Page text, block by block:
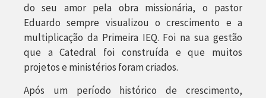
do seu amor pela obra missionária, o pastor
Eduardo sempre visualizou o crescimento e a
multiplicação da Primeira IEQ. Foi na sua gestão
que a Catedral foi construída e que muitos
projetos e ministérios foram criados.
Após um período histórico de crescimento,